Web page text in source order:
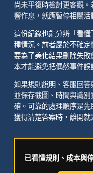
尚未平復時檢討更客觀
響作息，就應暫停相關活
這份紀錄也能分辨「看
種情況。前者屬於不確
要為了美化結果刪除失
本才能避免把偶然事件誤
如果規則說明、客服回
並保存截圖、時間與識
確。可靠的處理順序是
獲得清楚答案時，離開就
已看懂規則、成本與